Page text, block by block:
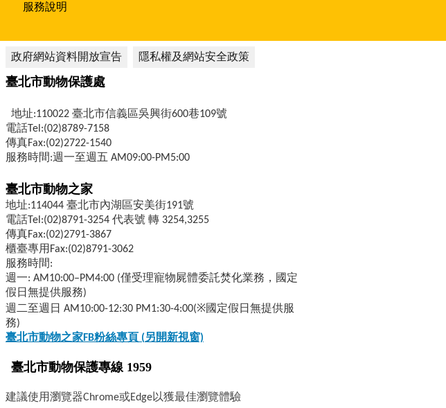
服務說明
政府網站資料開放宣告 隱私權及網站安全政策
臺北市動物保護處
地址:110022 臺北市信義區吳興街600巷109號
電話Tel:(02)8789-7158
傳真Fax:(02)2722-1540
服務時間:週一至週五 AM09:00-PM5:00
臺北市動物之家
地址:114044 臺北市內湖區安美街191號
電話Tel:(02)8791-3254 代表號 轉 3254,3255
傳真Fax:(02)2791-3867
櫃臺專用Fax:(02)8791-3062
服務時間:
週一: AM10:00–PM4:00 (僅受理寵物屍體委託焚化業務，國定
假日無提供服務)
週二至週日 AM10:00-12:30 PM1:30-4:00(※國定假日無提供服
務)
臺北市動物之家FB粉絲專頁 (另開新視窗)
臺北市動物保護專線 1959
建議使用瀏覽器Chrome或Edge以獲最佳瀏覽體驗